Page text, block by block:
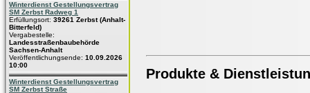
Winterdienst Gestellungsvertrag
SM Zerbst Radweg 1
Erfüllungsort: 39261 Zerbst (Anhalt-
Bitterfeld)
Vergabestelle:
Landesstraßenbaubehörde
Sachsen-Anhalt
Veröffentlichungsende: 10.09.2026
10:00
Winterdienst Gestellungsvertrag
SM Zerbst Straße
Produkte &